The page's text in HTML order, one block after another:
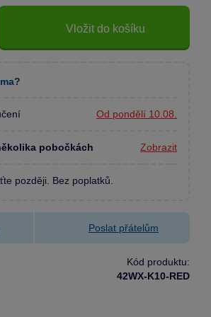
Vložit do košíku
Od pondělí 10.08.
pobočkách Zobrazit
později. Bez poplatků.
Poslat přátelům
Kód produktu:
42WX-K10-RED